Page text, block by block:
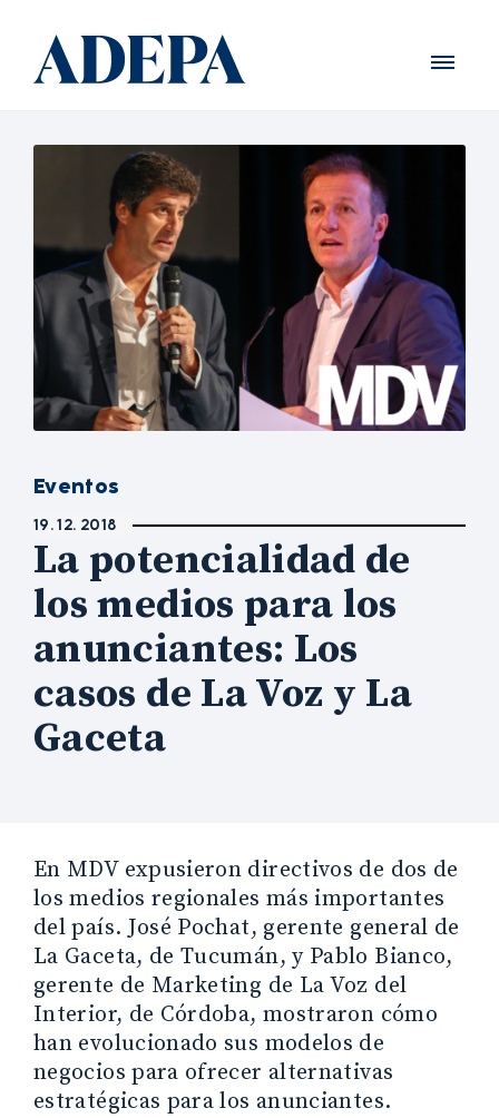
Eventos
19. 12. 2018
La potencialidad de
los medios para los
anunciantes: Los
casos de La Voz y La
Gaceta
En MDV expusieron directivos de dos de
los medios regionales más importantes
del país. José Pochat, gerente general de
La Gaceta, de Tucumán, y Pablo Bianco,
gerente de Marketing de La Voz del
Interior, de Córdoba, mostraron cómo
han evolucionado sus modelos de
negocios para ofrecer alternativas
estratégicas para los anunciantes.